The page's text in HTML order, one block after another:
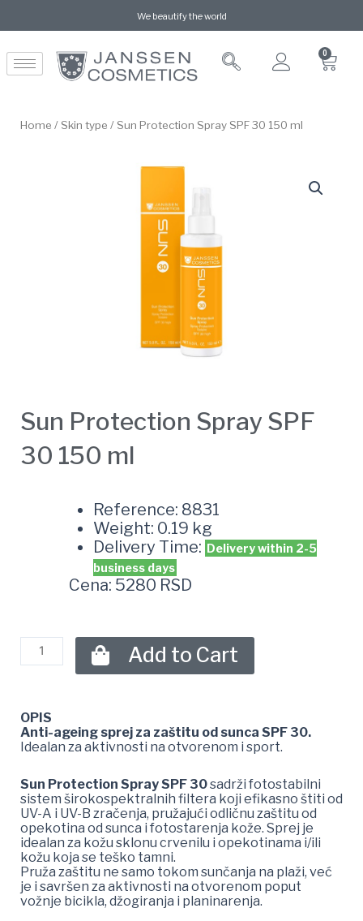
We beautify the world
0
Home / Skin type / Sun Protection Spray SPF 30 150 ml
Sun Protection Spray SPF
30 150 ml
Reference: 8831
Weight: 0.19 kg
Delivery Time: Delivery within 2-5
business days
Cena: 5280 RSD
Add to Cart
OPIS
Anti-ageing sprej za zaštitu od sunca SPF 30.
Idealan za aktivnosti na otvorenom i sport.
Sun Protection Spray SPF 30sadrži fotostabilni
sistem širokospektralnih filtera koji efikasno štiti od
UV-A i UV-B zračenja, pružajući odličnu zaštitu od
opekotina od sunca i fotostarenja kože. Sprej je
idealan za kožu sklonu crvenilu i opekotinama i/ili
kožu koja se teško tamni.
Pruža zaštitu ne samo tokom sunčanja na plaži, već
je i savršen za aktivnosti na otvorenom poput
vožnje bicikla, džogiranja i planinarenja.